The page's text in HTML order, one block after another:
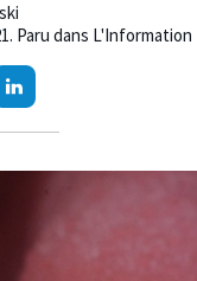
. Paru dans L'Information
Partager